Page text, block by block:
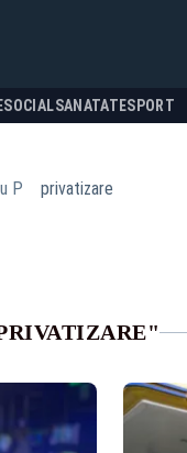
SOCIALSANATATESPORT
P privatizare